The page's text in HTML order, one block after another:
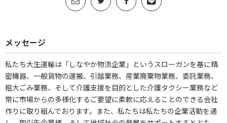
メッセージ
私たち大生運輸は「しなやか物流企業」というスローガンを基に精
密機器、一般貨物の運搬、引越業務、産業廃棄物業務、委託業務、
粗大ごみ業務、そして介護支援を目的とした介護タクシー業務など
常に市場からの多様化するご要望に柔軟に応えることのできる会社
作りに取り組んでおります。また、私たちは私たちの企業活動を通